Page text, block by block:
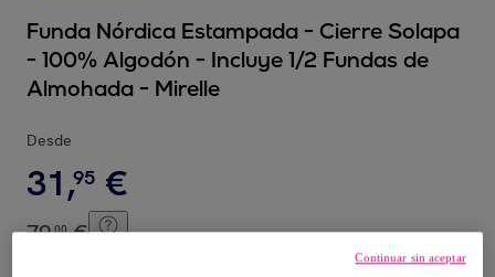
Funda Nórdica Estampada - Cierre Solapa
- 100% Algodón - Incluye 1/2 Fundas de
Almohada - Mirelle
Desde
31,95 €
79,00 €
Continuar sin aceptar